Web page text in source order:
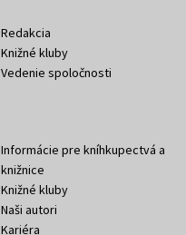
Redakcia
Knižné kluby
Vedenie spoločnosti
Informácie pre kníhkupectvá a
knižnice
Knižné kluby
Naši autori
Kariéra